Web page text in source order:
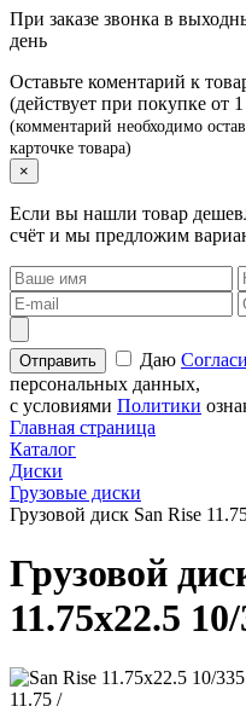
При заказе звонка в
день
Оставьте коментарий к
(действует при покупке от
(комментарий необходимо
карточке товара)
×
Если вы нашли товар
счёт и мы предложим
Даю
персональных данных,
с условиями Политики
Главная страница
Каталог
Диски
Грузовые диски
Грузовой диск San Rise
Грузовой
11.75х22.5
11.75 /